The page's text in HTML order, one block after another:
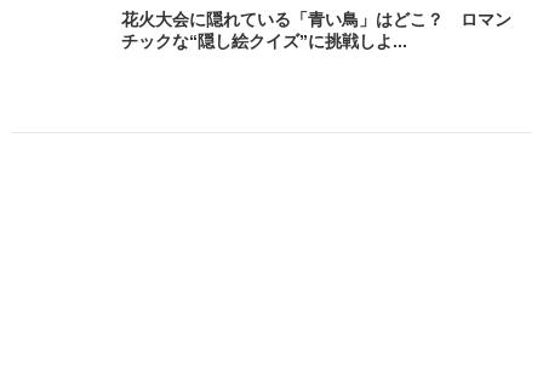
花火大会に隠れている「青い鳥」はどこ？ ロマン
チックな“隠し絵クイズ”に挑戦しよ...